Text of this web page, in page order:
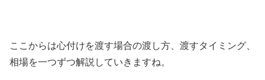
ここからは心付けを渡す場合の渡し方、渡すタイミング、
相場を一つずつ解説していきますね。